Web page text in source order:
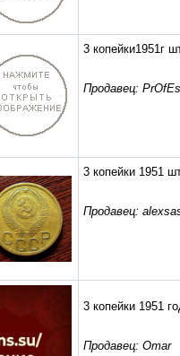
3 копейки1951г
Продавец:
3 копейки 1951
Продавец:
3 копейки 1951
Продавец: Omar